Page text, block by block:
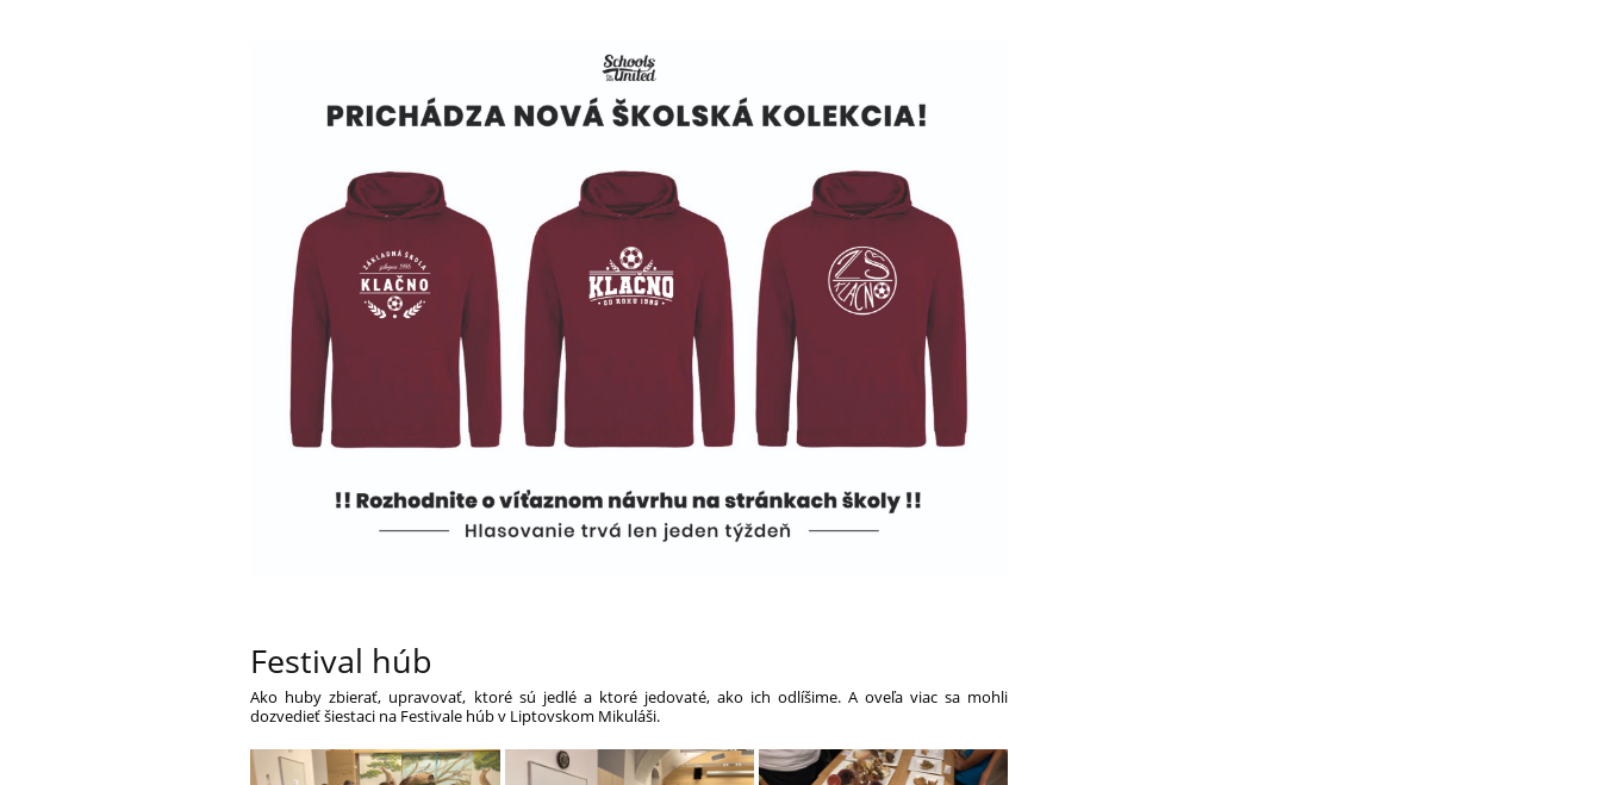
Festival húb
Ako huby zbierať, upravovať, ktoré sú jedlé a ktoré jedovaté, ako ich odlíšime. A oveľa viac sa mohli
dozvedieť šiestaci na Festivale húb v Liptovskom Mikuláši.